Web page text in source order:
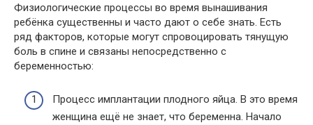
Физиологические процессы во время вынашивания
ребёнка существенны и часто дают о себе знать. Есть
ряд факторов, которые могут спровоцировать тянущую
боль в спине и связаны непосредственно с
беременностью:
Процесс имплантации плодного яйца. В это время
женщина ещё не знает, что беременна. Начало